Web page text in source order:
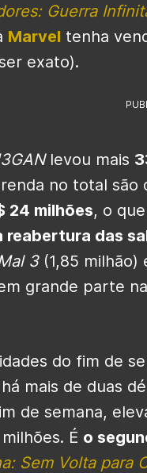
Guerra
Marvel tenha
exato).
levou mais
no total são
24 milhões, o
reabertura das
3(1,85 milhão)
grande parte
do fim de
mais de duas
de semana,
É o
Sem Volta para